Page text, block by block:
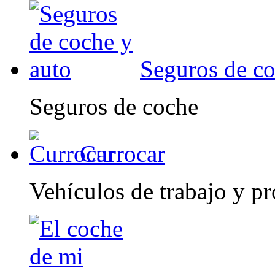
Seguros de
Seguros de coche
Currocar
Vehículos de trabajo y